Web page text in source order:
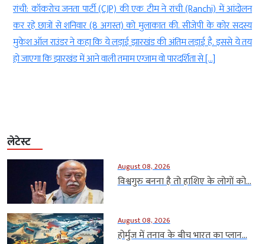
रांची: कॉकरोच जनता पार्टी (CJP) की एक टीम ने रांची (Ranchi) में आंदोलन
कर रहे छात्रों से शनिवार (8 अगस्त) को मुलाकात की. सीजेपी के कोर सदस्य
मुकेश ऑल राउंडर ने कहा कि ये लड़ाई झारखंड की अंतिम लड़ाई है. इससे ये तय
हो जाएगा कि झारखंड में आने वाली तमाम एग्जाम वो पारदर्शिता से […]
लेटेस्ट
August 08, 2026
विश्वगुरु बनना है तो हाशिए के लोगों को...
August 08, 2026
होर्मुज में तनाव के बीच भारत का प्लान...